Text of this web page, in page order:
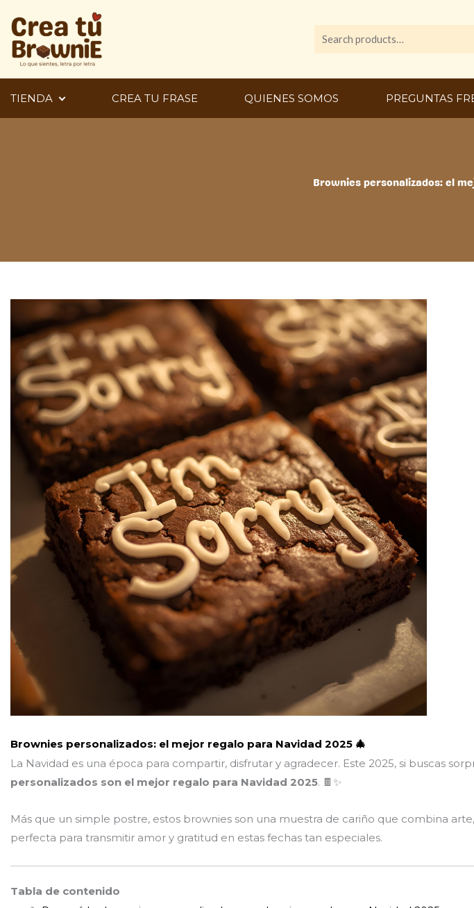
content
Search
TIENDA CREA TU FRASE QUIENES SOMOS PREGUNTAS
Brownies personalizados: el
Brownies personalizados: el mejor regalo para Navidad 2025 🎄
La Navidad es una época para compartir, disfrutar y agradecer. Este 2025, si buscas
personalizados son el mejor regalo para Navidad 2025. 🍫✨
Más que un simple postre, estos brownies son una muestra de cariño que combina
perfecta para transmitir amor y gratitud en estas fechas tan especiales.
Tabla de contenido